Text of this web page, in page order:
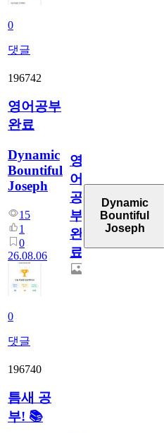
0
댓글
196742
영어공부
완료
Dynamic
Bountiful
Joseph
15
1
0
26.08.06
0
댓글
영
어
공
부
완
료
Dynamic
Bountiful
Joseph
196740
틈새 공
부! 📚